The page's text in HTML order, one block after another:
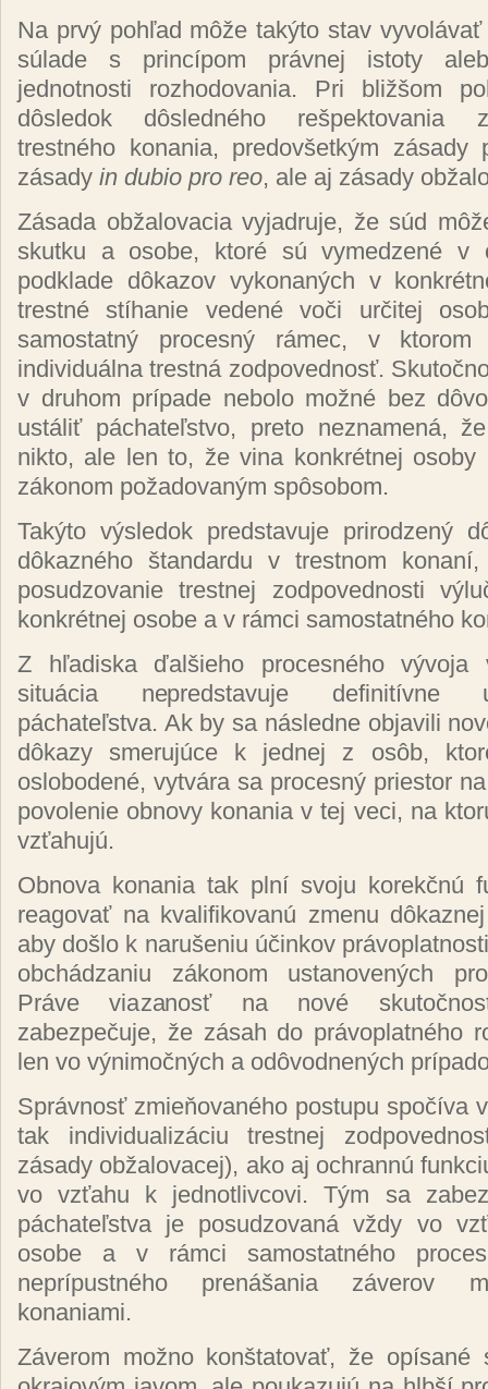
Na prvý pohľad môže takýto stav
súlade s princípom právnej istoty
jednotnosti rozhodovania. Pri bližšom
dôsledok dôsledného rešpektovania
trestného konania, predovšetkým zásady
zásady in dubio pro reo, ale aj zásady
Zásada obžalovacia vyjadruje, že súd
skutku a osobe, ktoré sú vymedzené v
podklade dôkazov vykonaných v
trestné stíhanie vedené voči určitej
samostatný procesný rámec, v
individuálna trestná zodpovednosť.
v druhom prípade nebolo možné bez
ustáliť páchateľstvo, preto neznamená,
nikto, ale len to, že vina konkrétnej osoby
zákonom požadovaným spôsobom.
Takýto výsledok predstavuje prirodzený
dôkazného štandardu v trestnom
posudzovanie trestnej zodpovednosti
konkrétnej osobe a v rámci samostatného
Z hľadiska ďalšieho procesného vývoja
situácia nepredstavuje definitívne
páchateľstva. Ak by sa následne objavili
dôkazy smerujúce k jednej z osôb,
oslobodené, vytvára sa procesný priestor
povolenie obnovy konania v tej veci, na
vzťahujú.
Obnova konania tak plní svoju korekčnú
reagovať na kvalifikovanú zmenu
aby došlo k narušeniu účinkov
obchádzaniu zákonom ustanovených
Práve viazanosť na nové
zabezpečuje, že zásah do právoplatného
len vo výnimočných a odôvodnených
Správnosť zmieňovaného postupu spočíva
tak individualizáciu trestnej
zásady obžalovacej), ako aj ochrannú
vo vzťahu k jednotlivcovi. Tým sa
páchateľstva je posudzovaná vždy vo
osobe a v rámci samostatného
neprípustného prenášania záverov
konaniami.
Záverom možno konštatovať, že